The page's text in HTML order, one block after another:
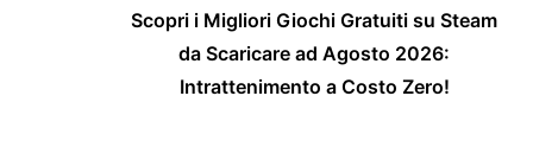
Scopri i Migliori Giochi Gratuiti su Steam
da Scaricare ad Agosto 2026:
Intrattenimento a Costo Zero!